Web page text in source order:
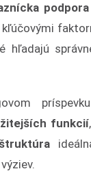
podpora
hľadajú
funkcií